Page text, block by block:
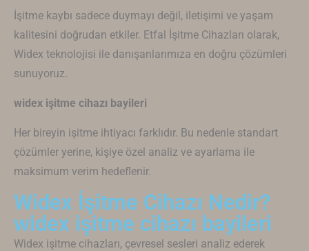
İşitme kaybı sadece duymayı değil, iletişimi ve yaşam
kalitesini doğrudan etkiler. Etfal İşitme Cihazları olarak,
Widex teknolojisi ile danışanlarımıza en doğru çözümleri
sunuyoruz.
widex işitme cihazı bayileri
Her bireyin işitme ihtiyacı farklıdır. Bu nedenle standart
çözümler yerine, kişiye özel analiz ve ayarlama ile
maksimum verim hedeflenir.
Widex İşitme Cihazı Nedir?
widex işitme cihazı bayileri
Widex işitme cihazları, çevresel sesleri analiz ederek